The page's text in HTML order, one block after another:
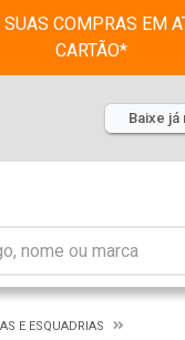
SUAS COMPRAS EM
CARTÃO*
Baixe já
E ESQUADRIAS